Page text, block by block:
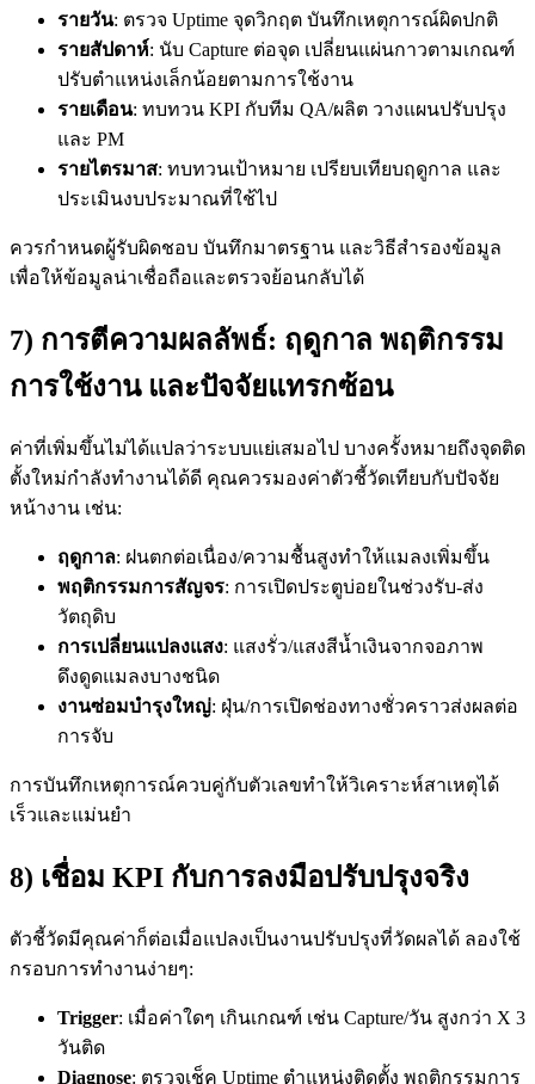
รายวัน: ตรวจ Uptime จุดวิกฤต บันทึกเหตุการณ์ผิดปกติ
รายสัปดาห์: นับ Capture ต่อจุด เปลี่ยนแผ่นกาวตามเกณฑ์
ปรับตำแหน่งเล็กน้อยตามการใช้งาน
รายเดือน: ทบทวน KPI กับทีม QA/ผลิต วางแผนปรับปรุง
และ PM
รายไตรมาส: ทบทวนเป้าหมาย เปรียบเทียบฤดูกาล และ
ประเมินงบประมาณที่ใช้ไป
ควรกำหนดผู้รับผิดชอบ บันทึกมาตรฐาน และวิธีสำรองข้อมูล
เพื่อให้ข้อมูลน่าเชื่อถือและตรวจย้อนกลับได้
7) การตีความผลลัพธ์: ฤดูกาล พฤติกรรม
การใช้งาน และปัจจัยแทรกซ้อน
ค่าที่เพิ่มขึ้นไม่ได้แปลว่าระบบแย่เสมอไป บางครั้งหมายถึงจุดติด
ตั้งใหม่กำลังทำงานได้ดี คุณควรมองค่าตัวชี้วัดเทียบกับปัจจัย
หน้างาน เช่น:
ฤดูกาล: ฝนตกต่อเนื่อง/ความชื้นสูงทำให้แมลงเพิ่มขึ้น
พฤติกรรมการสัญจร: การเปิดประตูบ่อยในช่วงรับ-ส่ง
วัตถุดิบ
การเปลี่ยนแปลงแสง: แสงรั่ว/แสงสีน้ำเงินจากจอภาพ
ดึงดูดแมลงบางชนิด
งานซ่อมบำรุงใหญ่: ฝุ่น/การเปิดช่องทางชั่วคราวส่งผลต่อ
การจับ
การบันทึกเหตุการณ์ควบคู่กับตัวเลขทำให้วิเคราะห์สาเหตุได้
เร็วและแม่นยำ
8) เชื่อม KPI กับการลงมือปรับปรุงจริง
ตัวชี้วัดมีคุณค่าก็ต่อเมื่อแปลงเป็นงานปรับปรุงที่วัดผลได้ ลองใช้
กรอบการทำงานง่ายๆ:
Trigger: เมื่อค่าใดๆ เกินเกณฑ์ เช่น Capture/วัน สูงกว่า X 3
วันติด
Diagnose: ตรวจเช็ค Uptime ตำแหน่งติดตั้ง พฤติกรรมการ